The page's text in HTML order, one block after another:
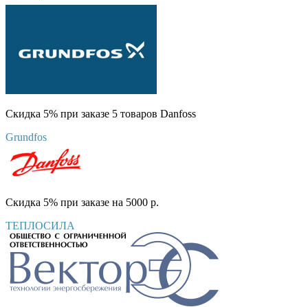
Скидка 5% при заказе 5 товаров Danfoss
Grundfos
Скидка 5% при заказе на 5000 р.
ТЕПЛОСИЛА